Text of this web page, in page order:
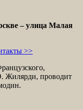
– улица Малая
>>
Жилярди, проводит